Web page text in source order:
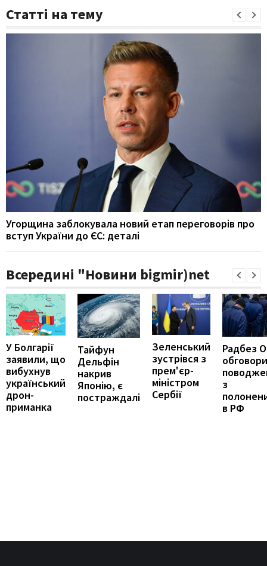
Статті на тему
Угорщина заблокувала новий етап переговорів про
вступ України до ЄС: деталі
Всередині "Новини bigmir)net
У Болгарії
заявили, що
вибухнув
український
дрон-
приманка
Тайфун
Дельфін
накрив
Японію, є
постраждалі
Зеленський
зустрівся з
прем'єр-
міністром
Сербії
Радбез
з
в РФ